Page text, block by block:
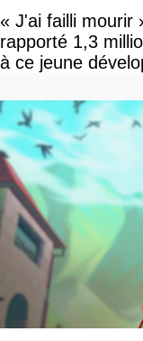
« J'ai failli mourir
rapporté 1,3
à ce jeune